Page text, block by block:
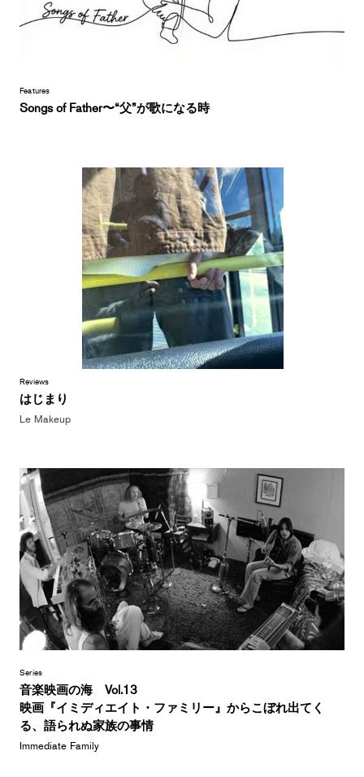
Features
Songs of Father〜“父”が歌になる時
Reviews
はじまり
Le Makeup
Series
音楽映画の海 Vol.13
映画『イミディエイト・ファミリー』からこぼれ出てく
る、語られぬ家族の事情
Immediate Family